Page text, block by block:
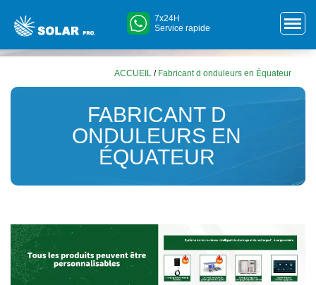
7x24H
Service rapide
ACCUEIL / Fabricant d onduleurs en Équateur
FABRICANT D
ONDULEURS EN
ÉQUATEUR